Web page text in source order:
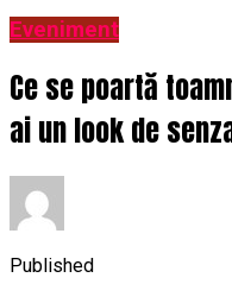
Eveniment
Ce se poartă
ai un look de
Published